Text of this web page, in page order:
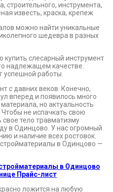
можно найти уникальные
шедевра в разных
слесарный инструмент
надлежащем качестве.
успешной работы.
с давних веков. Конечно,
вперед и появилось много
но актуальность
Чтобы не испачкать свою
тело травматизму
в Одинцово. У нас огромный
и наличие всех ростовок.
в Одинцово —
в Одинцово
Прайс-лист
ложится на любую